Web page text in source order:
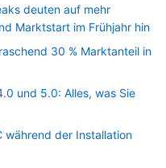
deuten auf mehr
Marktstart im Frühjahr hin
30 % Marktanteil in
und 5.0: Alles, was Sie
während der Installation